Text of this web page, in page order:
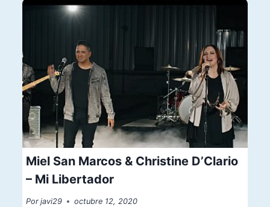
Miel San Marcos & Christine D’Clario
– Mi Libertador
Por javi29 octubre 12, 2020